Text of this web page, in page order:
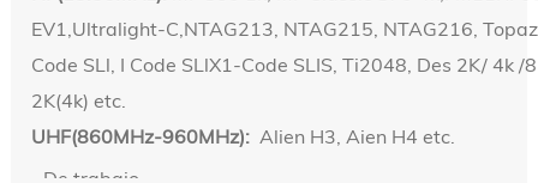
EV1,Ultralight-C,NTAG213, NTAG215, NTAG216,
Code SLl, I Code SLlX1-Code SLIS, Ti2048, Des 2K/ 4k /
2K(4k) etc.
UHF(860MHz-960MHz): Alien H3, Aien H4 etc.
De trabajo